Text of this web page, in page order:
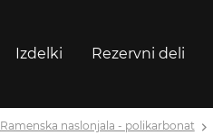
Izdelki Rezervni deli
Ramenska naslonjala - polikarbonat